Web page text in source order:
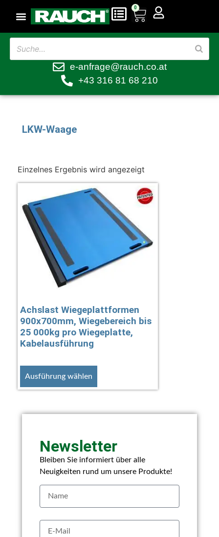
0
e-anfrage@rauch.co.at
+43 316 81 68 210
LKW-Waage
Einzelnes Ergebnis wird angezeigt
Achslast Wiegeplattformen
900x700mm, Wiegebereich bis
25 000kg pro Wiegeplatte,
Kabelausführung
Ausführung wählen
Newsletter
Bleiben Sie informiert über alle
Neuigkeiten rund um unsere Produkte!